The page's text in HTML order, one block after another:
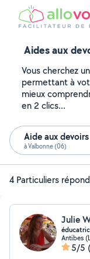
Aides aux
Vous cherchez
permettant à
mieux
en 2 clics...
Aide aux devoirs
à Valbonne (06)
4 Particuliers
Julie
Antibes
5/5